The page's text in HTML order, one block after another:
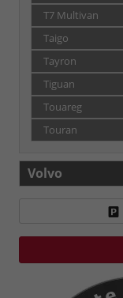
T7 Multivan
Taigo
Tayron
Tiguan
Touareg
Touran
Volvo